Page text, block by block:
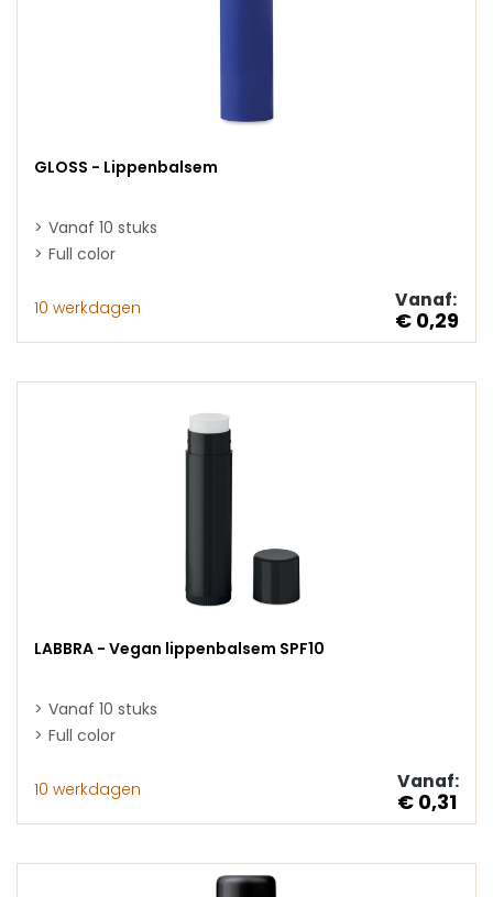
GLOSS - Lippenbalsem
Vanaf 10 stuks
Full color
10 werkdagen Vanaf:
€ 0,29
LABBRA - Vegan lippenbalsem SPF10
Vanaf 10 stuks
Full color
10 werkdagen Vanaf:
€ 0,31